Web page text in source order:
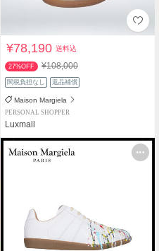
¥78,190送料込
27%OFF ¥108,000
関税負担なし 返品補償
Maison Margiela
PERSONAL SHOPPER
Luxmall